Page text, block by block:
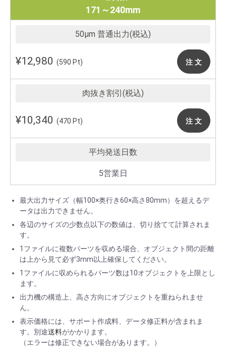
171～240mm
¥12,980 (590 Pt) 注 文
¥10,340 (470 Pt) 注 文
5営業日
最大出力サイズ（幅100×奥行き60×高さ80mm）を超えるデ
ータは出力できません。
各辺のサイズの少数点以下の数値は、切り捨てて計算されま
す。
1ファイルに複数パーツを収める場合、オブジェクト間の距離
は上から見て必ず3mm以上確保してください。
1ファイルに収められるパーツ数は10オブジェクトを上限とし
ます。
出力機の構造上、高さ方向にオブジェクトを重ねられませ
ん。
表示価格には、サポート作成料、データ修正料が含まれま
す。別途送料がかかります。
（エラーは修正できない場合があります。）